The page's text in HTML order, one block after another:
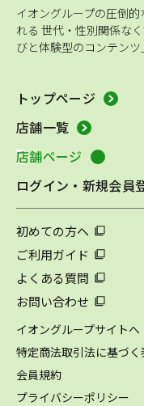
イオングループの圧倒
れる 世代・性別関係な
びと体験型のコンテンツ」
トップページ
店舗一覧
店舗ページ
ログイン・新規会員
初めての方へ
ご利用ガイド
よくある質問
お問い合わせ
イオングループサイトへ
特定商法取引法に基づく
会員規約
プライバシーポリシー